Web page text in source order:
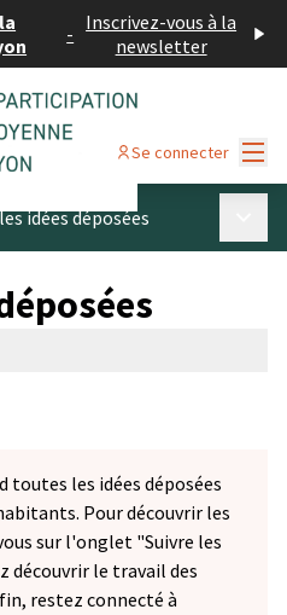
- Inscrivez-vous à la
newsletter
Se connecter
idées déposées
toutes les idées déposées
Pour découvrir les
sur l'onglet "Suivre les
découvrir le travail des
restez connecté à